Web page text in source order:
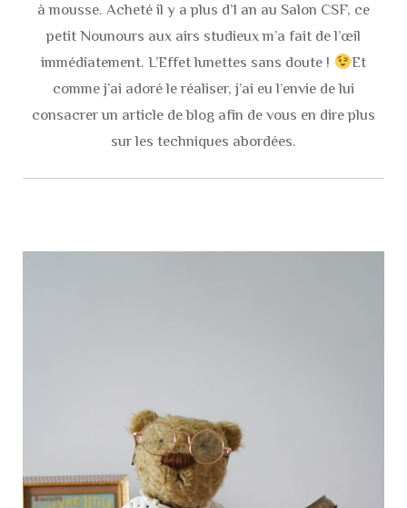
à mousse. Acheté il y a plus d’1 an au Salon CSF, ce
petit Nounours aux airs studieux m’a fait de l’œil
immédiatement. L’Effet lunettes sans doute !
Et
comme j’ai adoré le réaliser, j’ai eu l’envie de lui
consacrer un article de blog afin de vous en dire plus
sur les techniques abordées.